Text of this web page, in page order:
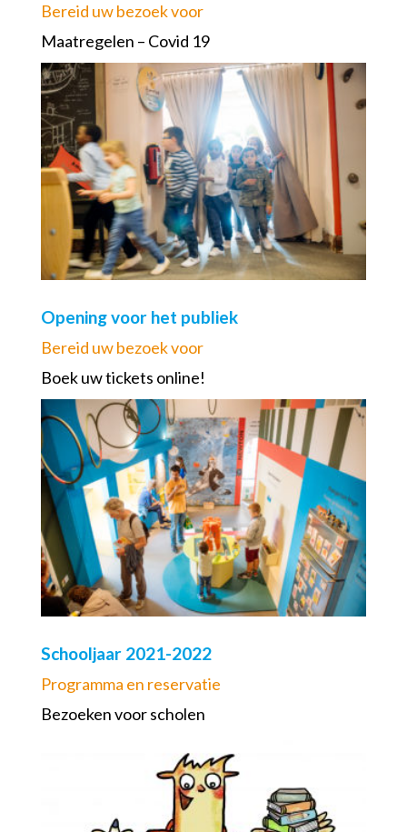
Bereid uw bezoek voor
Maatregelen – Covid 19
Opening voor het publiek
Bereid uw bezoek voor
Boek uw tickets online!
Schooljaar 2021-2022
Programma en reservatie
Bezoeken voor scholen